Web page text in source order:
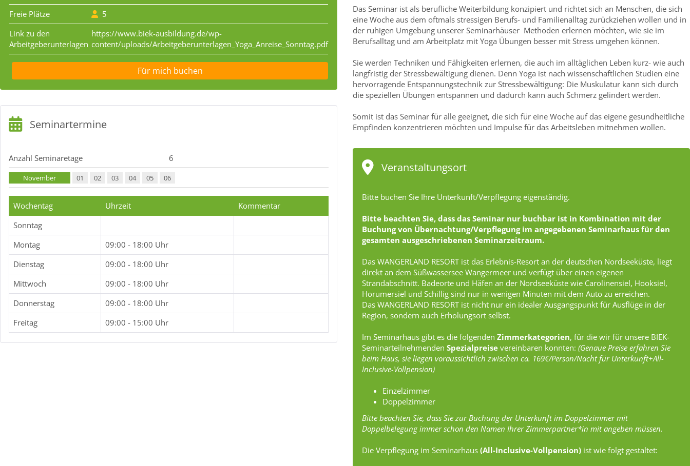
Freie Plätze
5
Link zu den
Arbeitgeberunterlagen
https://www.biek-ausbildung.de/wp-
content/uploads/Arbeitgeberunterlagen_Yoga_Anreise_Sonntag.pdf
Für mich buchen
Das Seminar ist als berufliche Weiterbildung konzipiert und richtet sich an Menschen, die sich
eine Woche aus dem oftmals stressigen Berufs- und Familienalltag zurückziehen wollen und in
der ruhigen Umgebung unserer Seminarhäuser Methoden erlernen möchten, wie sie im
Berufsalltag und am Arbeitplatz mit Yoga Übungen besser mit Stress umgehen können.
Sie werden Techniken und Fähigkeiten erlernen, die auch im alltäglichen Leben kurz- wie auch
langfristig der Stressbewältigung dienen. Denn Yoga ist nach wissenschaftlichen Studien eine
hervorragende Entspannungstechnik zur Stressbewältigung: Die Muskulatur kann sich durch
die speziellen Übungen entspannen und dadurch kann auch Schmerz gelindert werden.
Somit ist das Seminar für alle geeignet, die sich für eine Woche auf das eigene gesundheitliche
Empfinden konzentrieren möchten und Impulse für das Arbeitsleben mitnehmen wollen.
Seminartermine
Anzahl Seminaretage 6
November 01 02 03 04 05 06
Wochentag Uhrzeit
Kommentar
Sonntag
Montag
09:00 - 18:00 Uhr
Dienstag
09:00 - 18:00 Uhr
Mittwoch
09:00 - 18:00 Uhr
Donnerstag
09:00 - 18:00 Uhr
Freitag
09:00 - 15:00 Uhr
Veranstaltungsort
Bitte buchen Sie Ihre Unterkunft/Verpflegung eigenständig.
Bitte beachten Sie, dass das Seminar nur buchbar ist in Kombination mit der
Buchung von Übernachtung/Verpflegung im angegebenen Seminarhaus für den
gesamten ausgeschriebenen Seminarzeitraum.
Das WANGERLAND RESORT ist das Erlebnis-Resort an der deutschen Nordseeküste, liegt
direkt an dem Süßwassersee Wangermeer und verfügt über einen eigenen
Strandabschnitt. Badeorte und Häfen an der Nordseeküste wie Carolinensiel, Hooksiel,
Horumersiel und Schillig sind nur in wenigen Minuten mit dem Auto zu erreichen.
Das WANGERLAND RESORT ist nicht nur ein idealer Ausgangspunkt für Ausflüge in der
Region, sondern auch Erholungsort selbst.
Im Seminarhaus gibt es die folgenden Zimmerkategorien, für die wir für unsere BIEK-
Seminarteilnehmenden Spezialpreise vereinbaren konnten: (Genaue Preise erfahren Sie
beim Haus, sie liegen voraussichtlich zwischen ca. 169€/Person/Nacht für Unterkunft+All-
Inclusive-Vollpension)
Einzelzimmer
Doppelzimmer
Bitte beachten Sie, dass Sie zur Buchung der Unterkunft im Doppelzimmer mit
Doppelbelegung immer schon den Namen Ihrer Zimmerpartner*in mit angeben müssen.
Die Verpflegung im Seminarhaus (All-Inclusive-Vollpension) ist wie folgt gestaltet: